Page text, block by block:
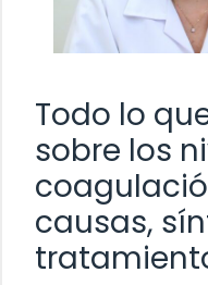
Todo lo
sobre los
causas,